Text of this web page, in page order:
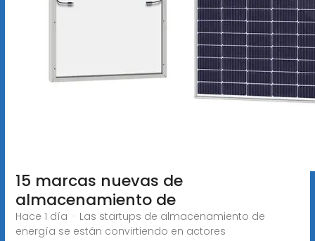
15 marcas nuevas de
almacenamiento de
Hace 1 día · Las startups de almacenamiento de
energía se están convirtiendo en actores